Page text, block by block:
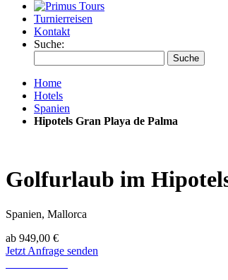
Turnierreisen
Kontakt
Suche:
Suche
Home
Hotels
Spanien
Hipotels Gran Playa de Palma
Golfurlaub im
Spanien, Mallorca
ab 949,00 €
Jetzt Anfrage senden